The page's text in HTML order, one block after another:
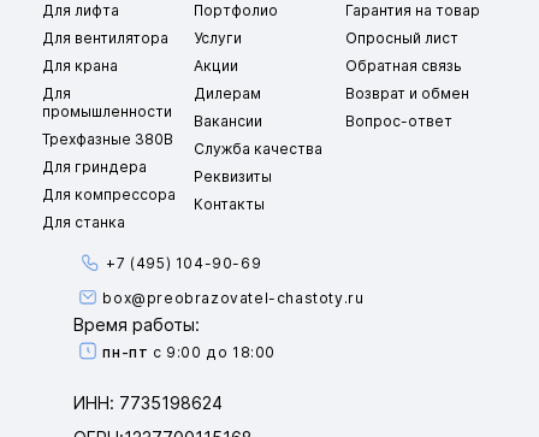
Для лифта
Для вентилятора
Для крана
Для
промышленности
Трехфазные 380В
Для гриндера
Для компрессора
Для станка
Портфолио
Услуги
Акции
Дилерам
Вакансии
Служба качества
Реквизиты
Контакты
Гарантия на товар
Опросный лист
Обратная связь
Возврат и обмен
Вопрос-ответ
+7 (495) 104-90-69
box@preobrazovatel-chastoty.ru
Время работы:
пн-пт с 9:00 до 18:00
ИНН: 7735198624